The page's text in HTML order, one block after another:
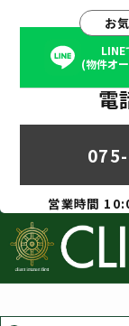
お
LINE
(物件オ
電
営業時間